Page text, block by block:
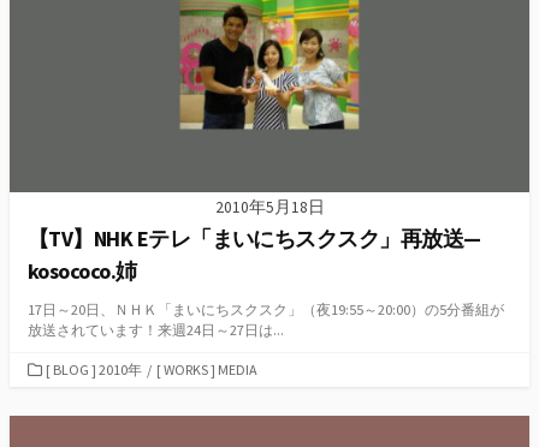
2010年5月18日
【TV】NHK Eテレ「まいにちスクスク」再放送—
kosococo.姉
17日～20日、ＮＨＫ「まいにちスクスク」（夜19:55～20:00）の5分番組が
放送されています！来週24日～27日は...
カ
ゴ
[ BLOG ] 2010年 / [ WORKS ] MEDIA